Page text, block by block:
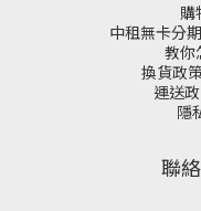
購
中租無卡分
教你
換貨政
運送
隱
聯